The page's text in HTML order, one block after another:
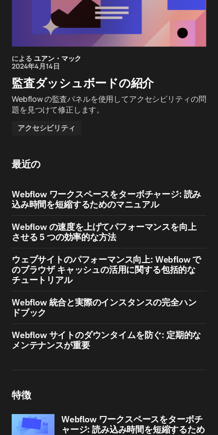
による ユアン・マック
2024年4月14日
監査ダッシュボードの紹介
Webflow の監査パネルを使用してアクセシビリティの問
題を見つけて修正します。
アクセシビリティ
最近の
Webflow ワークスペースをターボチャージ: 読み
込み時間を短縮するためのマニュアル
Webflow の速度を上げてパフォーマンスを向上
させる 5 つの効率的な方法
ウェブサイトのパフォーマンス向上: Webflow で
のブラウザ キャッシュの活用に関する包括的な
チュートリアル
Webflow 統合と実際のインスタンスの完全ハン
ドブック
Webflow サイトのダウンタイムを防ぐ: 定期的な
メンテナンスが重要
特徴
Webflow ワークスペースをターボチ
ャージ: 読み込み時間を短縮するため